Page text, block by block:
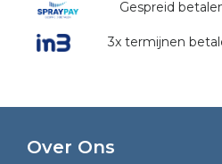
Gespreid
3x termijnen
Over Ons